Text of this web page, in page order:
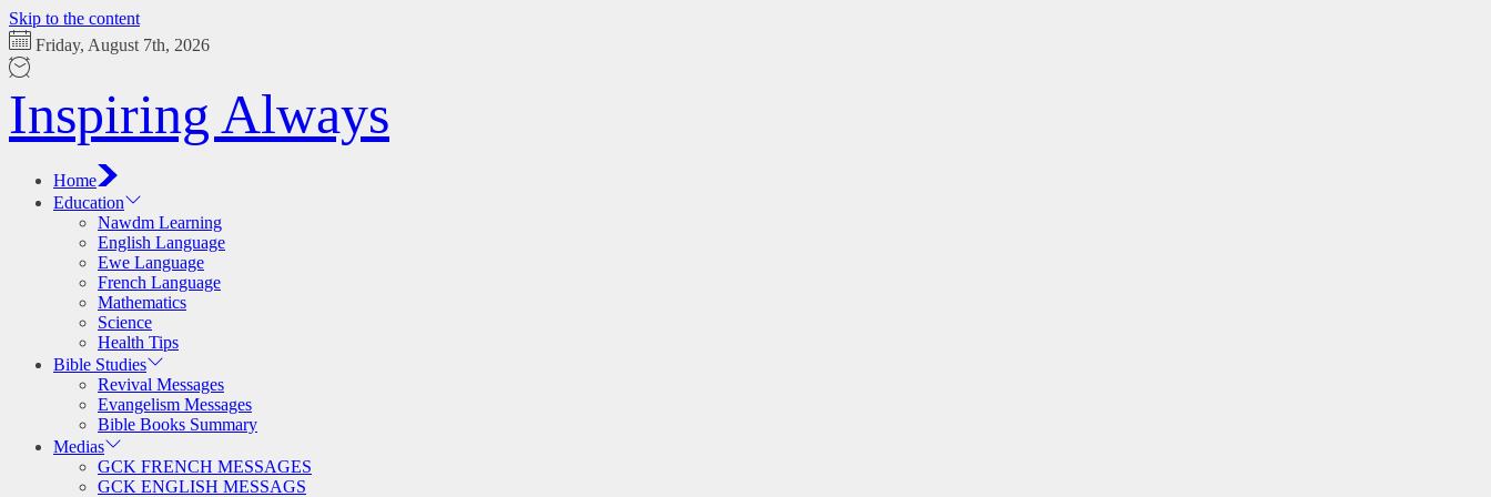
Skip to the content
Friday, August 7th, 2026
Inspiring Always
Home
Education
Nawdm Learning
English Language
Ewe Language
French Language
Mathematics
Science
Health Tips
Bible Studies
Revival Messages
Evangelism Messages
Bible Books Summary
Medias
GCK FRENCH MESSAGES
GCK ENGLISH MESSAGS